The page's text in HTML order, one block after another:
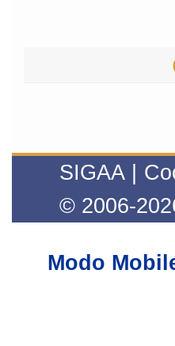
SIGAA |
© 2006-
Modo